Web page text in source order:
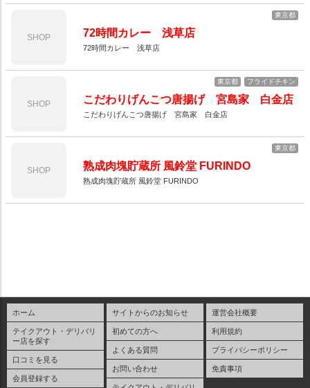
SHOP
東京都
72時間カレー 浅草店
72時間カレー 浅草店
SHOP
東京都 フライドチキン
こだわりげんこつ唐揚げ 宮島家 白金店
こだわりげんこつ唐揚げ 宮島家 白金店
SHOP
東京都
熟成肉塊貯蔵所 風鈴堂 FURINDO
熟成肉塊貯蔵所 風鈴堂 FURINDO
ホーム
テイクアウト・デリバリ
ー店を探す
口コミを見る
会員登録する
サイトからのお知らせ
初めての方へ
よくある質問
お問い合わせ
運営会社概要
利用規約
プライバシーポリシー
免責事項